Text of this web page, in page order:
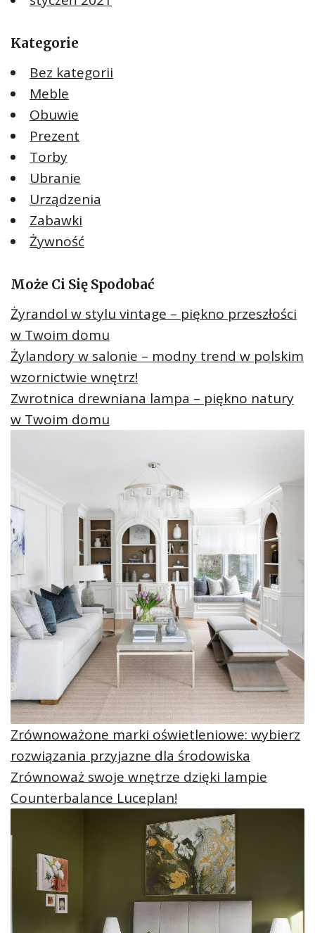
Kategorie
Bez kategorii
Meble
Obuwie
Prezent
Torby
Ubranie
Urządzenia
Zabawki
Żywność
Może Ci Się Spodobać
Żyrandol w stylu vintage – piękno przeszłości
w Twoim domu
Żylandory w salonie – modny trend w polskim
wzornictwie wnętrz!
Zwrotnica drewniana lampa – piękno natury
w Twoim domu
Zrównoważone marki oświetleniowe: wybierz
rozwiązania przyjazne dla środowiska
Zrównoważ swoje wnętrze dzięki lampie
Counterbalance Luceplan!